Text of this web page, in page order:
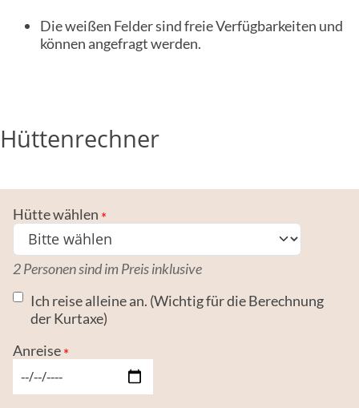
Hütte Tannheim
Buchungsanfrage-Formular
Kontakt
Die weißen Felder sind freie Verfügbarkeiten und
können angefragt werden.
Hüttenrechner
Hütte wählen
2 Personen sind im Preis inklusive
Ich reise alleine an. (Wichtig für die Berechnung
der Kurtaxe)
Anreise